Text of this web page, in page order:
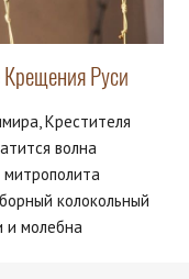
Крещения Руси
Крестителя
волна
митрополита
колокольный
и молебна